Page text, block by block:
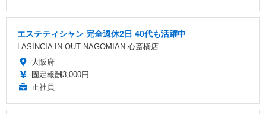
エステティシャン 完全週休2日 40代も活躍中
LASINCIA IN OUT NAGOMIAN 心斎橋店
大阪府
固定報酬3,000円
正社員